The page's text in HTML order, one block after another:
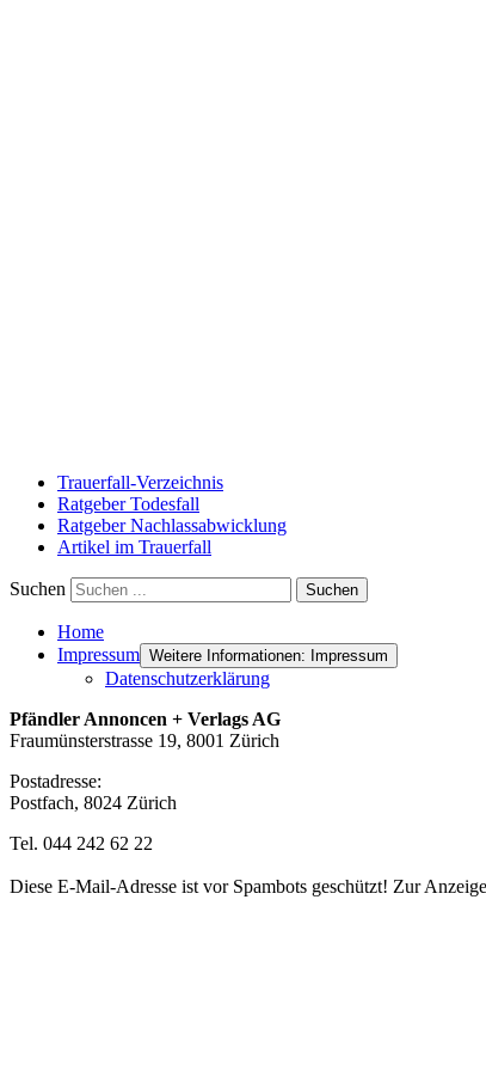
Trauerfall-Verzeichnis
Ratgeber Todesfall
Ratgeber Nachlassabwicklung
Artikel im Trauerfall
Suchen Suchen
Home
Impressum Weitere Informationen: Impressum
Datenschutzerklärung
Pfändler Annoncen + Verlags AG
Fraumünsterstrasse 19, 8001 Zürich
Postadresse:
Postfach, 8024 Zürich
Tel. 044 242 62 22
Diese E-Mail-Adresse ist vor Spambots geschützt! Zur